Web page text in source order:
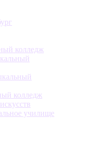
колледж
колледж
училище